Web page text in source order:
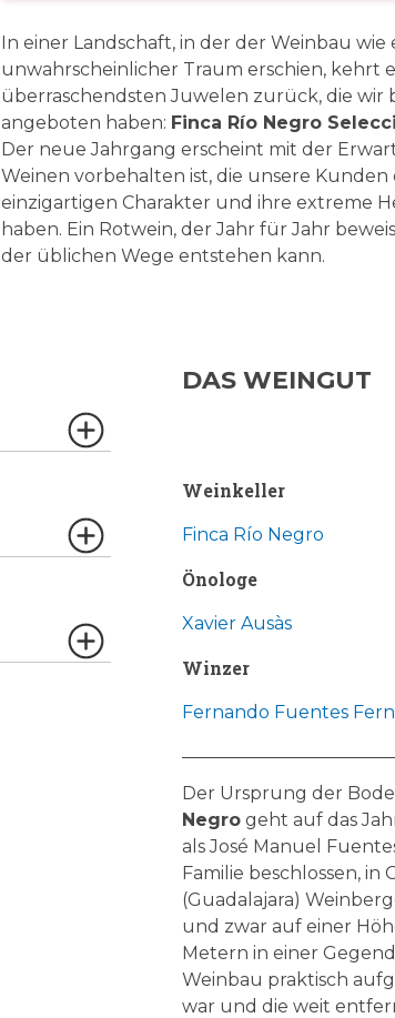
In einer Landschaft, in der der Weinbau wie
unwahrscheinlicher Traum erschien, kehrt
überraschendsten Juwelen zurück, die wir
angeboten haben: Finca Río Negro
Der neue Jahrgang erscheint mit der
Weinen vorbehalten ist, die unsere
einzigartigen Charakter und ihre extreme
haben. Ein Rotwein, der Jahr für Jahr
der üblichen Wege entstehen kann.
DAS WEINGUT
Weinkeller
Finca Río Negro
Önologe
Xavier Ausàs
Winzer
Fernando Fuentes
Der Ursprung der
Negrogeht auf das
als José Manuel
Familie beschlossen, in
(Guadalajara)
und zwar auf einer
Metern in einer
Weinbau praktisch
war und die weit